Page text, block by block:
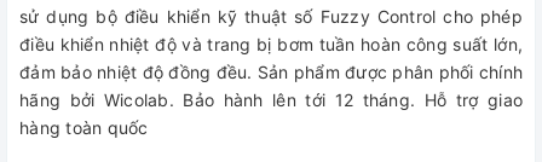
sử dụng bộ điều khiển kỹ thuật số Fuzzy Control cho phép
điều khiển nhiệt độ và trang bị bơm tuần hoàn công suất lớn,
đảm bảo nhiệt độ đồng đều. Sản phẩm được phân phối chính
hãng bởi Wicolab. Bảo hành lên tới 12 tháng. Hỗ trợ giao
hàng toàn quốc